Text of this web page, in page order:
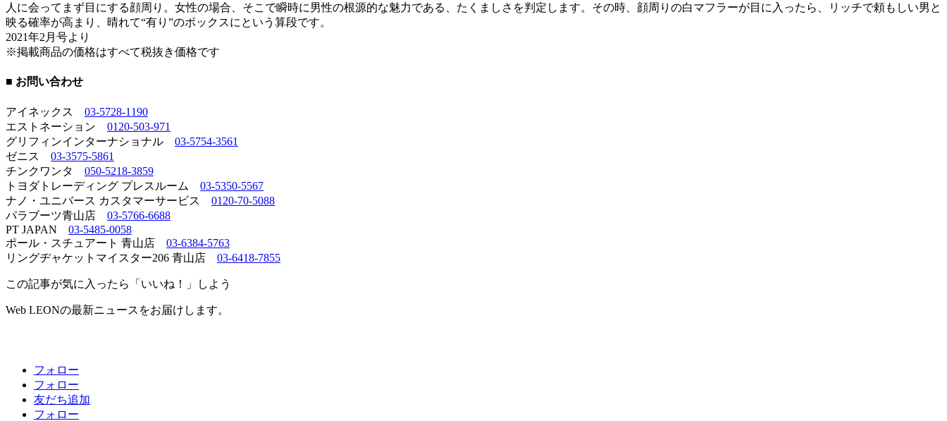
人に会ってまず目にする顔周り。女性の場合、そこで瞬時に男性の根源的な魅力である、たくましさを判定します。その時、顔周りの白マフラーが目に入ったら、リッチで頼もしい男と
映る確率が高まり、晴れて“有り”のボックスにという算段です。
2021年2月号より
※掲載商品の価格はすべて税抜き価格です
■ お問い合わせ
アイネックス 03-5728-1190
エストネーション 0120-503-971
グリフィンインターナショナル 03-5754-3561
ゼニス 03-3575-5861
チンクワンタ 050-5218-3859
トヨダトレーディング プレスルーム 03-5350-5567
ナノ・ユニバース カスタマーサービス 0120-70-5088
パラブーツ青山店 03-5766-6688
PT JAPAN 03-5485-0058
ポール・スチュアート 青山店 03-6384-5763
リングヂャケットマイスター206 青山店 03-6418-7855
この記事が気に入ったら「いいね！」しよう
Web LEONの最新ニュースをお届けします。
フォロー
フォロー
友だち追加
フォロー